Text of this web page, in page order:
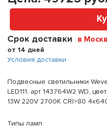
Срок доставки в
от 14 дней
Условия доставки
Подвесные светильники
LED111, арт 143764W2 WD,
13W 220V 2700K CRI>80
Типы ламп